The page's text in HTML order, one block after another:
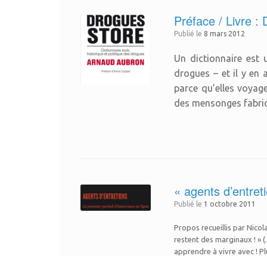
Préface / Livre :
Publié le 8 mars 2012
Un dictionnaire est
drogues – et il y en
parce qu’elles
des mensonges
« agents
Publié le 1 octobre 2011
Propos recueillis par
restent des marginaux ! »
apprendre à vivre avec !